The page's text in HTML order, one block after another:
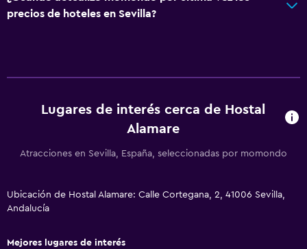
Acceso con llave
Vista a una calle tranquila
Zona de estar
Posibilidad de habitaciones conectadas
Espacio de almacenamiento
precios de hoteles en Sevilla?
Lugares de interés cerca de Hostal
Alamare
Atracciones en Sevilla, España, seleccionadas por momondo
Ubicación de Hostal Alamare: Calle Cortegana, 2, 41006 Sevilla,
Andalucía
Mejores lugares de interés